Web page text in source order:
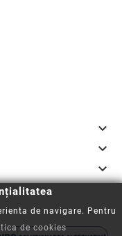



de navigare. Pentru
de cookies